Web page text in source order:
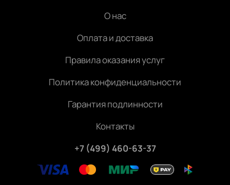
О нас
Оплата и доставка
Правила оказания услуг
Политика конфиденциальности
Гарантия подлинности
Контакты
+7 (499) 460-63-37